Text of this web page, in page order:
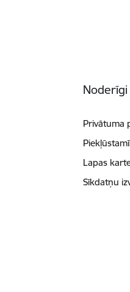
Noderīgi
Privātuma
Lapas
Sīkdatņu